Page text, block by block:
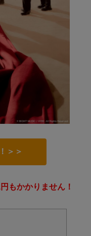
＞＞
もかかりません！